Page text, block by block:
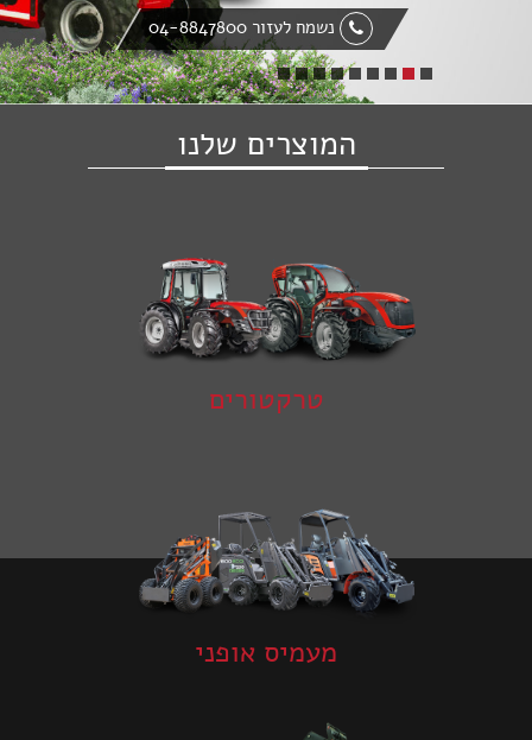
נשמח לעזור 04-8847800
המוצרים שלנו
טרקטורים
מעמיס אופני